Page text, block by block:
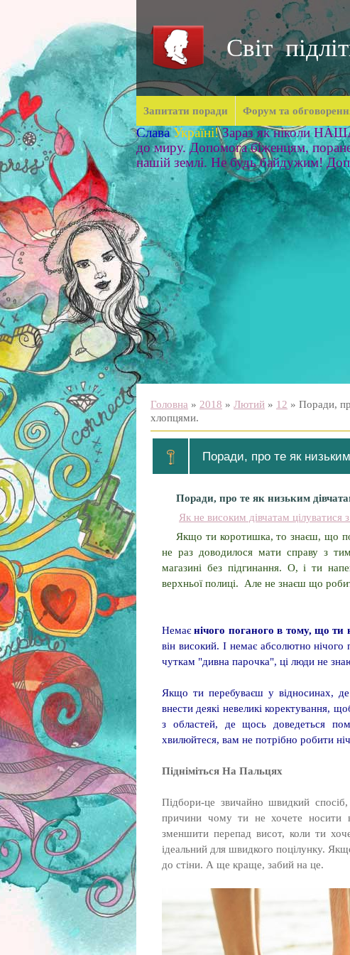
Світ
Запитати поради Форум та
Слава Україні! Зараз як ніколи
до миру. Допомога біженцям,
нашій землі. Не будь байдужим!
Головна » 2018 » Лютий » 12 » Поради,
хлопцями.
Поради, про те як
Поради, про те як низьким
Як не високим дівчатам цілуватися
Якщо ти коротишка, то знаєш, що
не раз доводилося мати справу з
магазині без підгинання. О, і ти
верхньої полиці. Але не знаєш що
Немаєнічого поганого в тому, що ти
він високий. І немає абсолютно нічого
чуткам "дивна парочка", ці люди не
Якщо ти перебуваєш у відносинах,
внести деякі невеликі коректування,
з областей, де щось доведеться
хвилюйтеся, вам не потрібно робити
Підніміться На Пальцях
Підбори-це звичайно швидкий
причини чому ти не хочете носити
зменшити перепад висот, коли ти
ідеальний для швидкого поцілунку.
до стіни. А ще краще, забий на це.